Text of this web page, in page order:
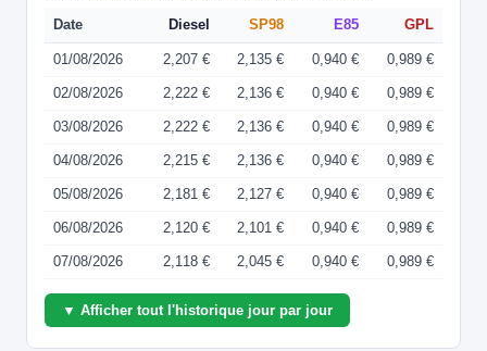
Date Diesel SP98 E85 GPL
01/08/2026 2,207 € 2,135 € 0,940 € 0,989 €
02/08/2026 2,222 € 2,136 € 0,940 € 0,989 €
03/08/2026 2,222 € 2,136 € 0,940 € 0,989 €
04/08/2026 2,215 € 2,136 € 0,940 € 0,989 €
05/08/2026 2,181 € 2,127 € 0,940 € 0,989 €
06/08/2026 2,120 € 2,101 € 0,940 € 0,989 €
07/08/2026 2,118 € 2,045 € 0,940 € 0,989 €
▼ Afficher tout l'historique jour par jour